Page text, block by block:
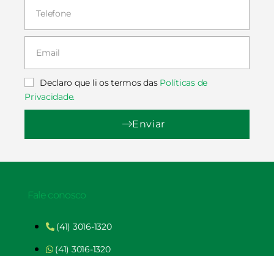
Declaro que li os termos das Políticas de
Privacidade.
Enviar
Fale conosco
(41) 3016-1320
(41) 3016-1320